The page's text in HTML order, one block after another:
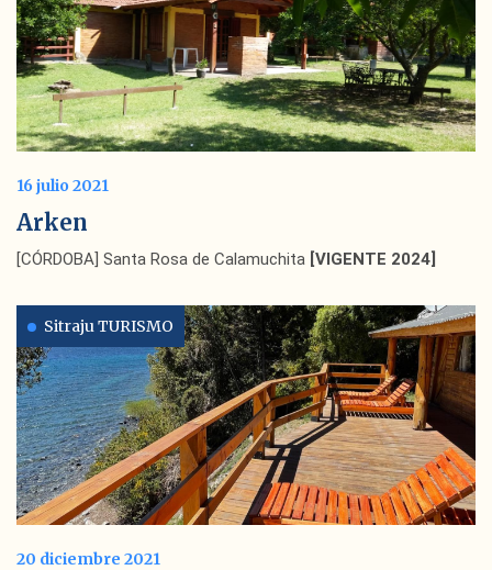
16 julio 2021
Arken
[CÓRDOBA] Santa Rosa de Calamuchita [VIGENTE 2024]
Sitraju TURISMO
20 diciembre 2021